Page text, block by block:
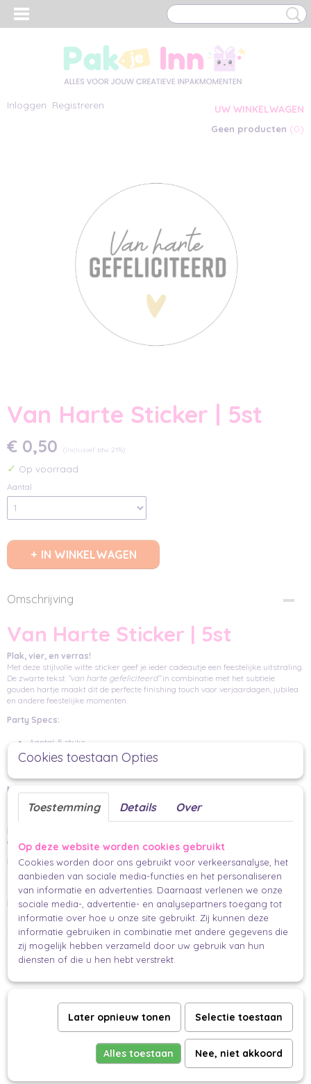
Inloggen Registreren UW WINKELWAGEN
Geen producten (0)
Van Harte Sticker | 5st
€ 0,50 (inclusief btw 21%)
✓ Op voorraad
Aantal
IN WINKELWAGEN
Omschrijving
Van Harte Sticker | 5st
Plak, vier, en verras!
Met deze stijlvolle witte sticker geef je ieder cadeautje een feestelijke uitstraling.
De zwarte tekst “van harte gefeliciteerd”in combinatie met het subtiele
gouden hartje maakt dit de perfecte finishing touch voor verjaardagen, jubilea
en andere feestelijke momenten.
Party Specs:
Aantal: 5 stuks
Multifunctioneel:
Sluit een cadeauzakje, zet cadeaupapier vast, plak op een envelop of voeg een
sierlijk accent toe aan een ingepakt geschenk.
Combineer met onze linten, touwtjes en minikaartjes voor een feestelijk geheel.
Finishing Touch:
Deze sticker is klein, stijlvol en multifunctioneel – jouw geheime wapen voor een
prachtig ingepakt cadeau.
Meta:Ronde witte sticker "van harte gefeliciteerd" met gouden hartje –
stijlvolle finishing touch voor cadeaus en enveloppen.
Ook interessant
Cookies toestaan Opties
Toestemming Details Over
Op deze website worden cookies gebruikt
Cookies worden door ons gebruikt voor verkeersanalyse, het
aanbieden van sociale media-functies en het personaliseren
van informatie en advertenties. Daarnaast verlenen we onze
sociale media-, advertentie- en analysepartners toegang tot
informatie over hoe u onze site gebruikt. Zij kunnen deze
informatie gebruiken in combinatie met andere gegevens die
zij mogelijk hebben verzameld door uw gebruik van hun
diensten of die u hen hebt verstrekt.
Later opnieuw tonen Selectie toestaan
Alles toestaan Nee, niet akkoord